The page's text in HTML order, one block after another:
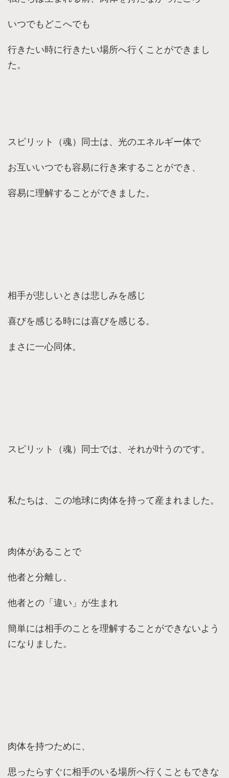
いつでもどこへでも
行きたい時に行きたい場所へ行くことができまし
た。
スピリット（魂）同士は、光のエネルギー体で
お互いいつでも容易に行き来することができ、
容易に理解することができました。
相手が悲しいときは悲しみを感じ
喜びを感じる時には喜びを感じる。
まさに一心同体。
スピリット（魂）同士では、それが叶うのです。
私たちは、この地球に肉体を持って産まれました。
肉体があることで
他者と分離し、
他者との「違い」が生まれ
簡単には相手のことを理解することができないよう
になりました。
肉体を持つために、
思ったらすぐに相手のいる場所へ行くこともできな